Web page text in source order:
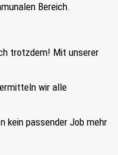
Bereich.
trotzdem! Mit unserer
wir alle
kein passender Job mehr